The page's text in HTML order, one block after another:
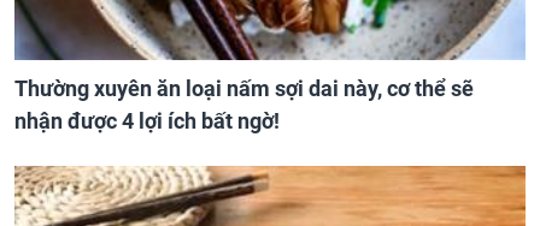
Thường xuyên ăn loại nấm sợi dai này, cơ thể sẽ
nhận được 4 lợi ích bất ngờ!